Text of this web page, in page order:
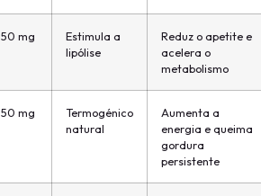
50 mg
Estimula a
lipólise
Reduz o apetite e
acelera o
metabolismo
50 mg
Termogénico
natural
Aumenta a
energia e queima
gordura
persistente